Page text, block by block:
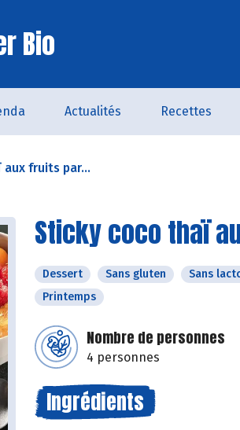
Bio
Actualités Recettes
fruits par...
Sticky coco thaï
Dessert Sans gluten Sans
Printemps
Nombre de personnes
4 personnes
Ingrédients